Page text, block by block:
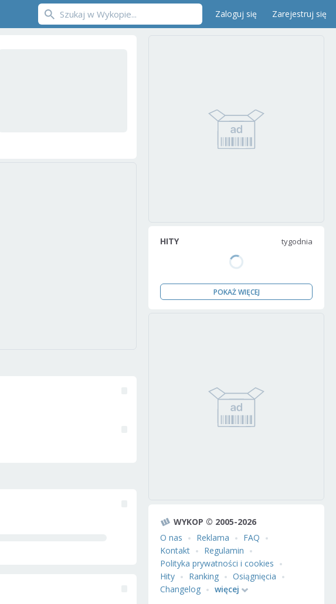
Zaloguj się Zarejestruj się
HITY tygodnia
POKAŻ WIĘCEJ
WYKOP © 2005-2026
O nas
Reklama
FAQ
Kontakt
Regulamin
Polityka prywatności i cookies
Hity
Ranking
Osiągnięcia
Changelog
więcej